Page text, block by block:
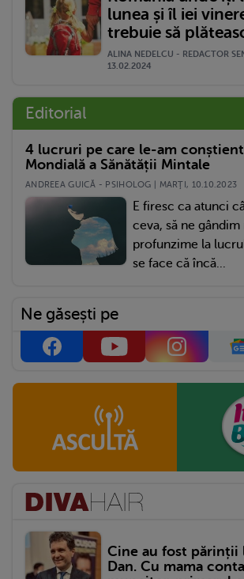
lunea și îl iei
trebuie să
ALINA NEDELCU - REDACTOR
13.02.2024
Editorial
4 lucruri pe care le-am
Mondială a Sănătății Mintale
ANDREEA GUICĂ - PSIHOLOG | MARŢI, 10.10.2023
E firesc ca atunci
ceva, să ne gândim
profunzime la
se face că încă...
Ne găsești pe
Cine au fost părinții
Dan. Cu mama